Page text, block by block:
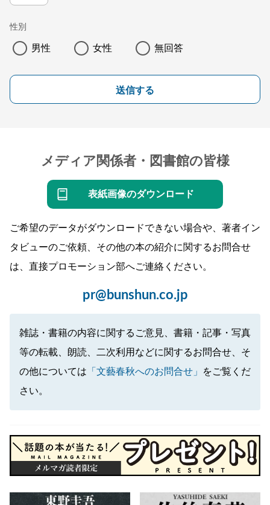
性別
男性 女性 無回答
送信する
メディア関係者・図書館の皆様
表紙画像のダウンロード
ご希望のデータがダウンロードできない場合や、著者イン
タビューのご依頼、その他の本の紹介に関するお問合せ
は、直接プロモーション部へご連絡ください。
pr@bunshun.co.jp
雑誌・書籍の内容に関するご意見、書籍・記事・写真
等の転載、朗読、二次利用などに関するお問合せ、そ
の他については 「文藝春秋へのお問合せ」
をご覧くだ
さい。